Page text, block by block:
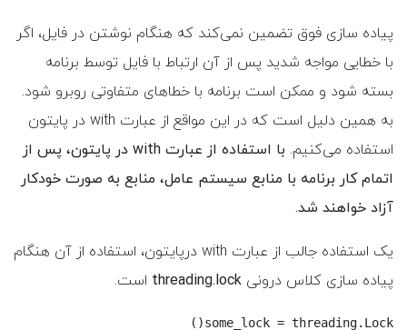
پیاده سازی فوق تضمین نمی‌کند که هنگام نوشتن در فایل، اگر
با خطایی مواجه شدید پس از آن ارتباط با فایل توسط برنامه
بسته شود و ممکن است برنامه با خطاهای متفاوتی روبرو شود.
به همین دلیل است که در این مواقع از عبارت with در پایتون
استفاده می‌کنیم.
با استفاده از عبارت with در پایتون، پس از
اتمام کار برنامه با منابع سیستم عامل، منابع به صورت خودکار
آزاد خواهند شد.
یک استفاده جالب از عبارت with درپایتون، استفاده از آن هنگام
پیاده سازی کلاس درونی threading.lock است.